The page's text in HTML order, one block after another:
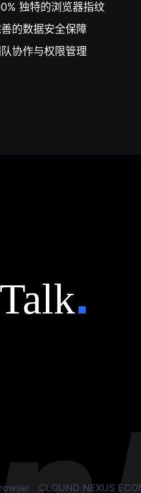
独特的浏览器指纹
的数据安全保障
队协作与权限管理
CLOUND NEXUS